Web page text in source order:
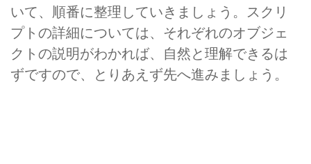
いて、順番に整理していきましょう。スクリ
プトの詳細については、それぞれのオブジェ
クトの説明がわかれば、自然と理解できるは
ずですので、とりあえず先へ進みましょう。